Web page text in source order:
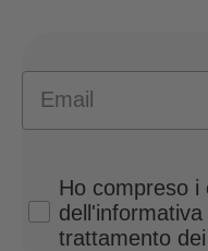
Email
Privacy Policy
Ho compreso i
trattamento